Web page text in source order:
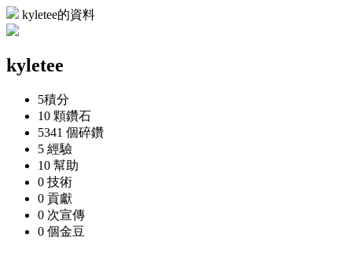
kyletee的資料
kyletee
5積分
10 顆鑽石
5341 個碎鑽
5 經驗
10 幫助
0 技術
0 貢獻
0 次宣傳
0 個金豆